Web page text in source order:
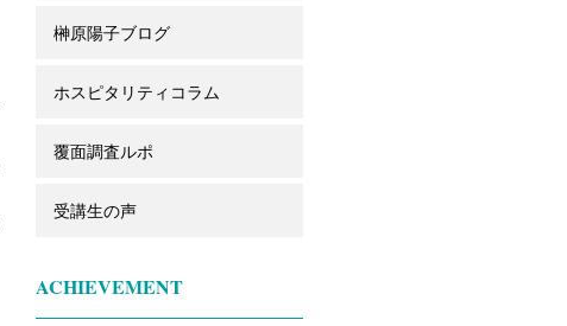
榊原陽子ブログ
ホスピタリティコラム
覆面調査ルポ
受講生の声
ACHIEVEMENT